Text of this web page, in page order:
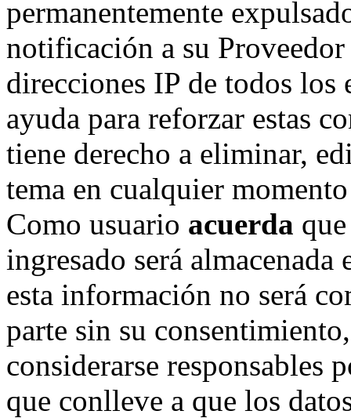
permanentemente
notificación a su
direcciones IP de todos los
ayuda para reforzar estas
tiene derecho a eliminar,
tema en cualquier
Como usuario acuerda
ingresado será almacenada
esta información no será
parte sin su
considerarse responsables
que conlleve a que los